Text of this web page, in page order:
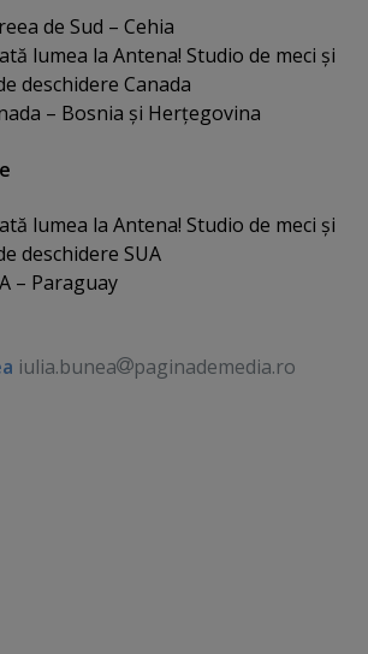
de Sud – Cehia
lumea la Antena! Studio de meci şi
deschidere Canada
– Bosnia şi Herţegovina
lumea la Antena! Studio de meci şi
deschidere SUA
– Paraguay
iulia.bunea paginademedia.ro